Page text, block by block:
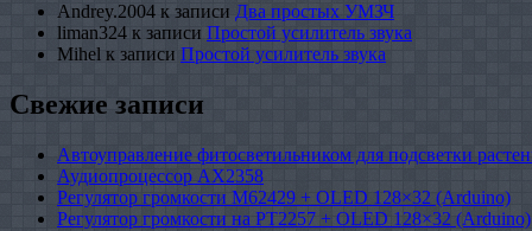
Andrey.2004 к записи Два простых УМЗЧ
liman324 к записи Простой усилитель звука
Mihel к записи Простой усилитель звука
Свежие записи
Автоуправление фитосветильником для подсветки
Аудиопроцессор AX2358
Регулятор громкости M62429 + OLED 128×32 (Arduino)
Регулятор громкости на PT2257 + OLED 128×32 (Arduino)